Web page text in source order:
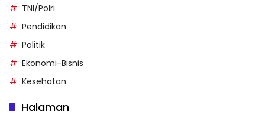
TNI/Polri
Pendidikan
Politik
Ekonomi-Bisnis
Kesehatan
Halaman